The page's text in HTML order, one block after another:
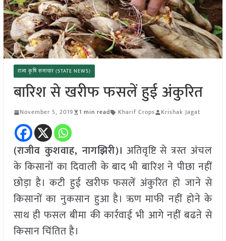
राज्य कृषि समाचार (STATE NEWS)
बारिश से खरीफ फसलें हुई अंकुरित
November 5, 2019 1 min read Kharif Crops Krishak Jagat
(राजीव कुशवाह, नागझिरी)। अतिवृष्टि से त्रस्त अंचल
के किसानों का दिवाली के बाद भी बारिश ने पीछा नहीं
छोड़ा है। कटी हुई खरीफ फसलें अंकुरित हो जाने से
किसानों का नुकसान हुआ है। ऋण माफी नहीं होने के
साथ ही फसल बीमा की कार्रवाई भी आगे नहीं बढऩे से
किसान चिंतित है।